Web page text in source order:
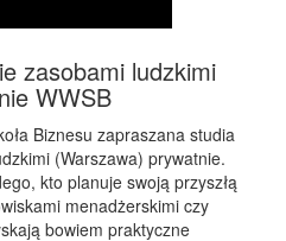
zasobami ludzkimi
WWSB
Biznesu zapraszana studia
(Warszawa) prywatnie.
kto planuje swoją przyszłą
menadżerskimi czy
bowiem praktyczne